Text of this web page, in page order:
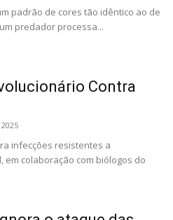
padrão de cores tão idêntico ao de
predador processa...
Contra
infecções resistentes a
colaboração com biólogos do